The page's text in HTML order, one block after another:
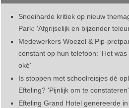
Snoeiharde kritiek op nieuw
Park: 'Afgrijselijk en bijzonder
Medewerkers Woezel & Pip-
constant op hun telefoon: 'Het
oké'
Is stoppen met schoolreisjes dé
Efteling? 'Pijnlijk om te constateren'
Efteling Grand Hotel genereerde